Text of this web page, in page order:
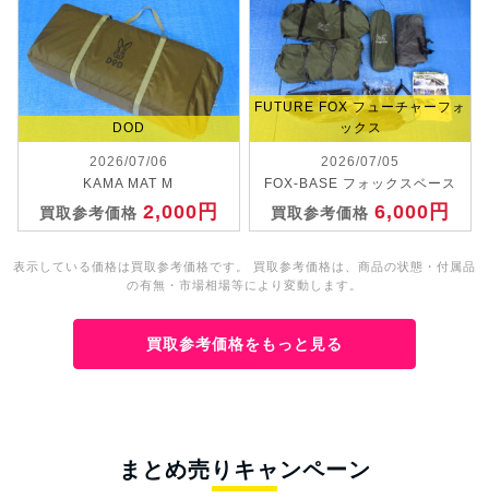
DOD
2026/07/06
KAMA MAT M
買取参考価格 2,000円
FUTURE FOX フューチャーフォ
ックス
2026/07/05
FOX-BASE フォックスベース
買取参考価格6,000円
表示している価格は買取参考価格です。 買取参考価格は、商品の状態・付属品
の有無・市場相場等により変動します。
買取参考価格をもっと見る
まとめ売りキャンペーン